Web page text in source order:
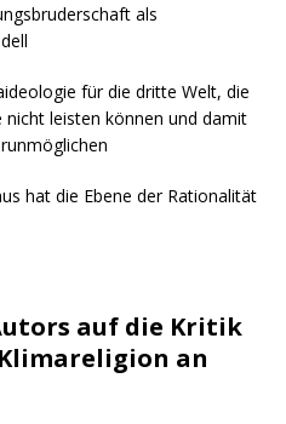
als
für die dritte Welt, die
leisten können und damit
hat die Ebene der Rationalität
auf die Kritik
an